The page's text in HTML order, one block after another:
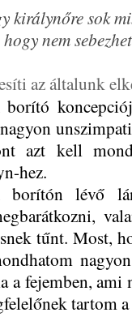
királynőre sok
hogy nem
az általunk
azt kell
hez.
borítón lévő
tűnt. Most,
fejemben, ami
tartom a